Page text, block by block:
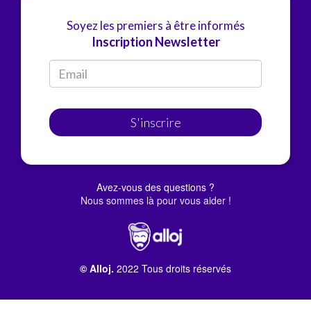
Soyez les premiers à être informés
Inscription Newsletter
S'inscrire
Avez-vous des questions ?
Nous sommes là pour vous aider !
© Alloj. 2022 Tous droits réservés